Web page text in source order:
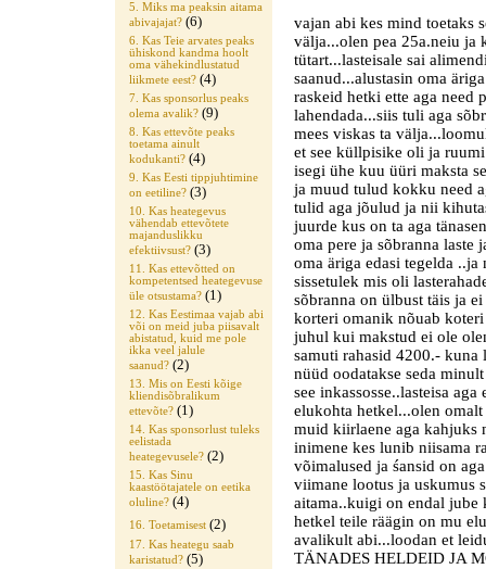
5. Miks ma peaksin aitama
abivajajat? (6)
6. Kas Teie arvates peaks
ühiskond kandma hoolt
oma vähekindlustatud
liikmete eest? (4)
7. Kas sponsorlus peaks
olema avalik? (9)
8. Kas ettevõte peaks
toetama ainult
kodukanti? (4)
9. Kas Eesti tippjuhtimine
on eetiline? (3)
10. Kas heategevus
vähendab ettevõtete
majanduslikku
efektiivsust? (3)
11. Kas ettevõtted on
kompetentsed heategevuse
üle otsustama? (1)
12. Kas Eestimaa vajab abi
või on meid juba piisavalt
abistatud, kuid me pole
ikka veel jalule
saanud? (2)
13. Mis on Eesti kõige
kliendisõbralikum
ettevõte? (1)
14. Kas sponsorlust tuleks
eelistada
heategevusele? (2)
15. Kas Sinu
kaastöötajatele on eetika
oluline? (4)
16. Toetamisest (2)
17. Kas heategu saab
karistatud? (5)
vajan abi kes mind toetaks
välja...olen pea 25a.neiu ja
tütart...lasteisale sai
saanud...alustasin oma
raskeid hetki ette aga need
lahendada...siis tuli aga
mees viskas ta
et see küllpisike oli ja
isegi ühe kuu üüri maksta
ja muud tulud kokku need
tulid aga jõulud ja nii
juurde kus on ta aga
oma pere ja sõbranna laste
oma äriga edasi tegelda
sissetulek mis oli
sõbranna on ülbust täis ja
korteri omanik nõuab
juhul kui makstud ei ole
samuti rahasid 4200.- kuna
nüüd oodatakse seda
see inkassosse..lasteisa
elukohta hetkel...olen
muid kiirlaene aga kahjuks
inimene kes lunib niisama
võimalused ja śansid on
viimane lootus ja uskumus
aitama..kuigi on endal jube
hetkel teile räägin on mu
avalikult abi...loodan et
TÄNADES HELDEID JA